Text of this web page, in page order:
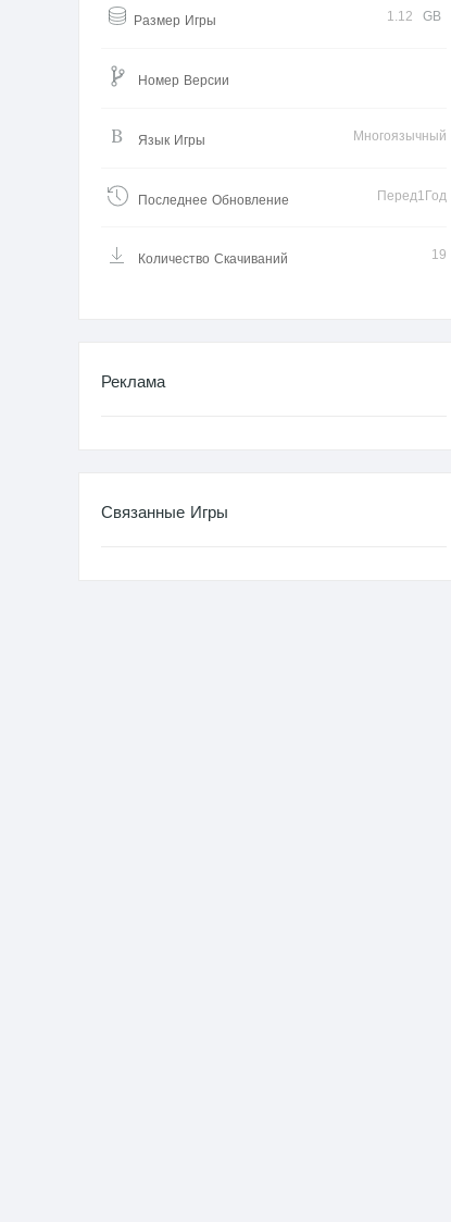
Размер Игры 1.12 GB
Номер Версии
Язык Игры Многоязычный
Последнее Обновление Перед1Год
Количество Скачиваний 19
Реклама
Связанные Игры